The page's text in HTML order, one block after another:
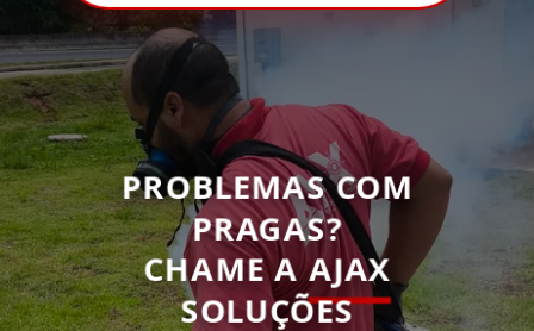
PROBLEMAS COM
PRAGAS?
CHAME AAJAX
SOLUÇÕES